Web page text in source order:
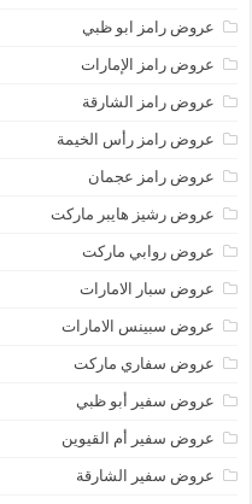
عروض رامز ابو ظبي
عروض رامز الإمارات
عروض رامز الشارقة
عروض رامز رأس الخيمة
عروض رامز عجمان
عروض رشيز هايبر ماركت
عروض روابي ماركت
عروض سبار الامارات
عروض سبينس الامارات
عروض سفاري ماركت
عروض سفير أبو ظبي
عروض سفير أم القيوين
عروض سفير الشارقة